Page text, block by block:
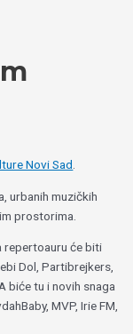
Novi Sad
urbanih muzičkih
prostorima.
repertoauru će biti
Dol, Partibrejkers,
biće tu i novih snaga
MVP, Irie FM,